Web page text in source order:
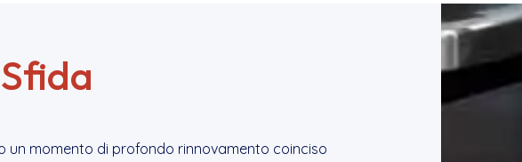
Sfida
un momento di profondo rinnovamento coinciso